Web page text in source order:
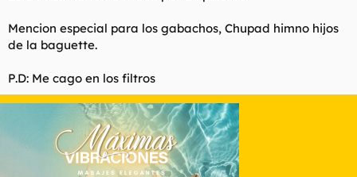
Mencion especial para los gabachos, Chupad himno hijos
de la baguette.
P.D: Me cago en los filtros